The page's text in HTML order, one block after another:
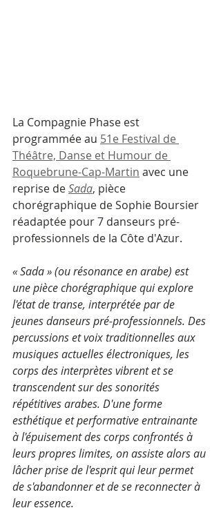
La Compagnie Phase est
programmée au 51e Festival de
Théâtre, Danse et Humour de
Roquebrune-Cap-Martin avec une
reprise de Sada, pièce
chorégraphique de Sophie Boursier
réadaptée pour 7 danseurs pré-
professionnels de la Côte d'Azur.
« Sada » (ou résonance en arabe) est
une pièce chorégraphique qui explore
l'état de transe, interprétée par de
jeunes danseurs pré-professionnels. Des
percussions et voix traditionnelles aux
musiques actuelles électroniques, les
corps des interprètes vibrent et se
transcendent sur des sonorités
répétitives arabes. D'une forme
esthétique et performative entrainante
à l'épuisement des corps confrontés à
leurs propres limites, on assiste alors au
lâcher prise de l'esprit qui leur permet
de s'abandonner et de se reconnecter à
leur essence.